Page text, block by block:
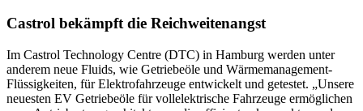
Castrol bekämpft die Reichweitenangst
Im Castrol Technology Centre (DTC) in Hamburg werden unter
anderem neue Fluids, wie Getriebeöle und Wärmemanagement-
Flüssigkeiten, für Elektrofahrzeuge entwickelt und getestet. „Unsere
neuesten EV Getriebeöle für vollelektrische Fahrzeuge ermöglichen